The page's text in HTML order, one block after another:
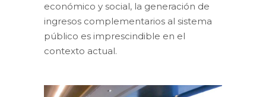
económico y social, la generación de
ingresos complementarios al sistema
público es imprescindible en el
contexto actual.